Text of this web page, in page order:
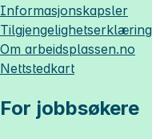
Informasjonskapsler
Tilgjengelighetserklæring
Om arbeidsplassen.no
Nettstedkart
For jobbsøkere